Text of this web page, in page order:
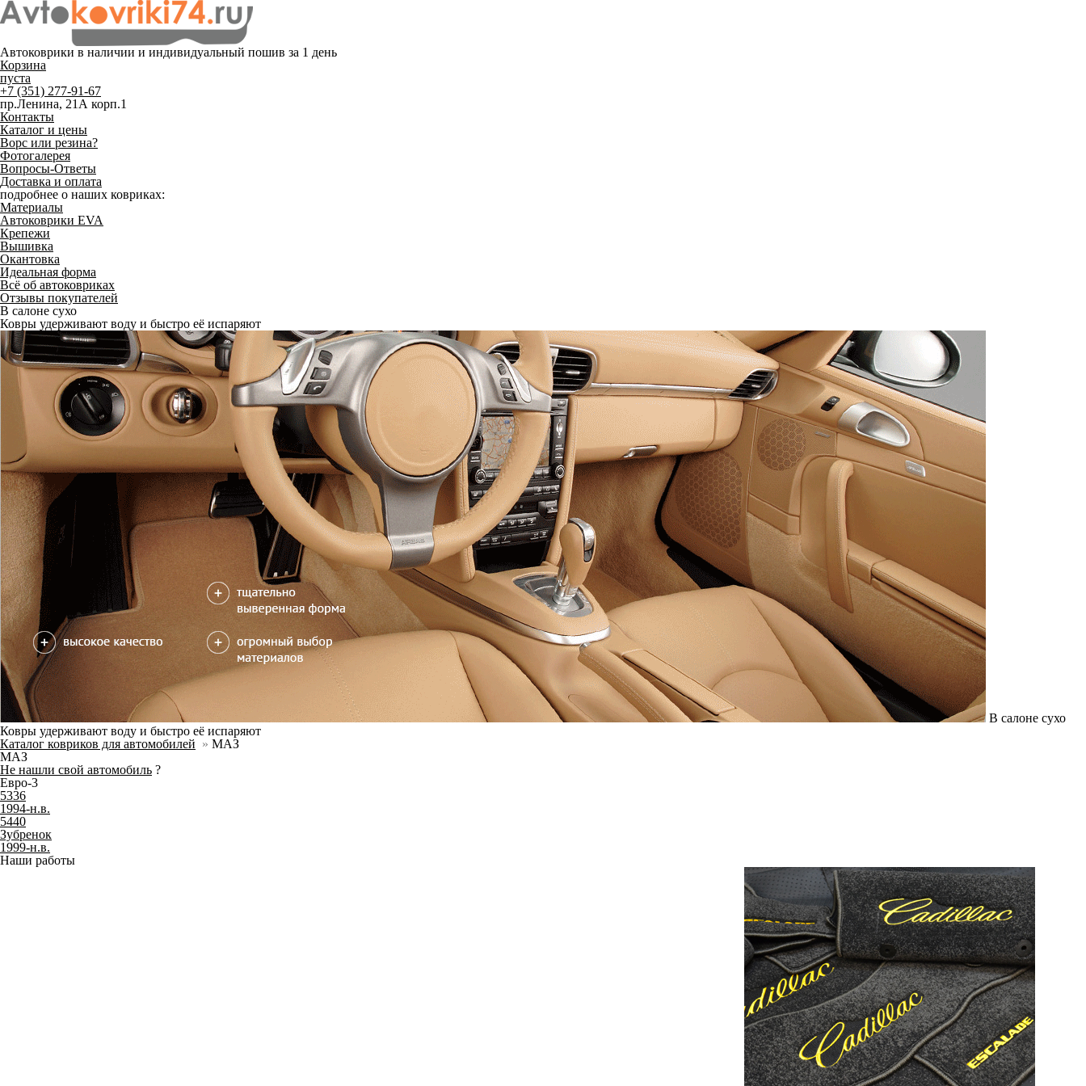
Автоковрики в наличии и индивидуальный пошив за 1 день
Корзина
пуста
+7 (351) 277-91-67
пр.Ленина, 21А корп.1
Контакты
Каталог и цены
Ворс или резина?
Фотогалерея
Вопросы-Ответы
Доставка и оплата
подробнее о наших ковриках:
Материалы
Автоковрики EVA
Крепежи
Вышивка
Окантовка
Идеальная форма
Всё об автоковриках
Отзывы покупателей
В салоне сухо
Ковры удерживают воду и быстро её испаряют
В салоне сухо
Ковры удерживают воду и быстро её испаряют